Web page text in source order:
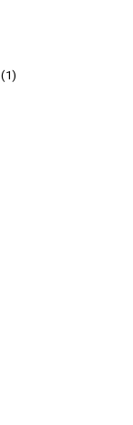
(1)